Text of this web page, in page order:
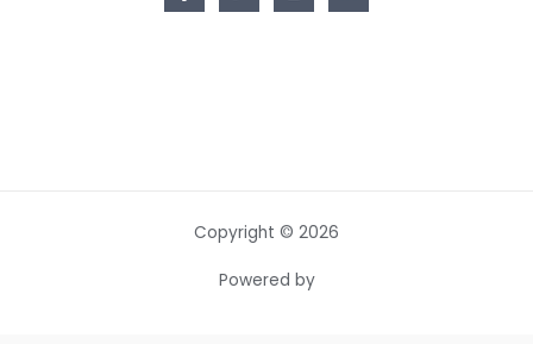
Copyright © 2026
Powered by